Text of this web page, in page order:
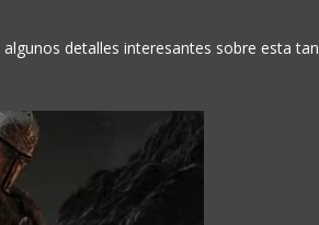
detalles interesantes sobre esta tan